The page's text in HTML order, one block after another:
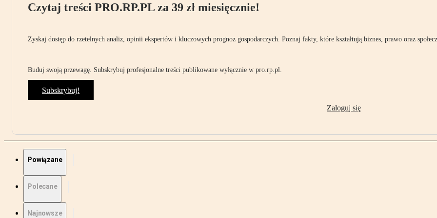
Czytaj treści PRO.RP.PL za 39 zł miesięcznie!
Zyskaj dostęp do rzetelnych analiz, opinii ekspertów i kluczowych prognoz gospodarczych. Poznaj fakty, które kształtują biznes, prawo oraz
Buduj swoją przewagę. Subskrybuj profesjonalne treści publikowane wyłącznie w pro.rp.pl.
Subskrybuj!
Zaloguj się
Powiązane
Polecane
Najnowsze